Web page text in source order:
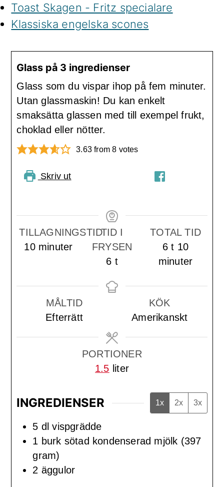
Toast Skagen - Fritz specialare
Klassiska engelska scones
Glass på 3 ingredienser
Glass som du vispar ihop på fem minuter.
Utan glassmaskin! Du kan enkelt
smaksätta glassen med till exempel frukt,
choklad eller nötter.
3.63 from8 votes
Skriv ut
TILLAGNINGSTID
10minuter
minuter
TID I
FRYSEN
6timmar
t
TOTAL TID
6timmar
t 10
minuter
MÅLTID
Efterrätt
KÖK
Amerikanskt
PORTIONER
1.5 liter
INGREDIENSER 1x 2x 3x
5 dl
vispgrädde
1 burk sötad kondenserad mjölk (397
gram)
2 äggulor